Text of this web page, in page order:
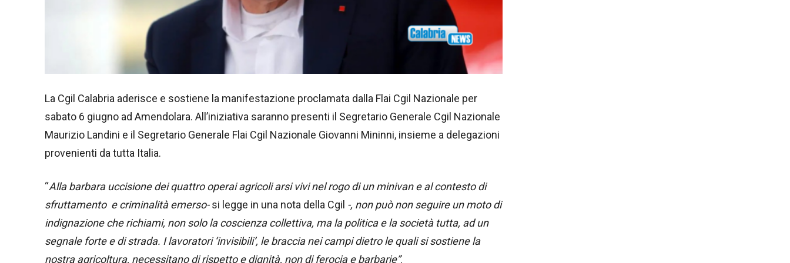
La Cgil Calabria aderisce e sostiene la manifestazione proclamata dalla Flai Cgil Nazionale per
sabato 6 giugno ad Amendolara. All’iniziativa saranno presenti il Segretario Generale Cgil Nazionale
Maurizio Landini e il Segretario Generale Flai Cgil Nazionale Giovanni Mininni, insieme a delegazioni
provenienti da tutta Italia.
“Alla barbara uccisione dei quattro operai agricoli arsi vivi nel rogo di un minivan e al contesto di
sfruttamento e criminalità emerso-si legge in una nota della Cgil -, non può non seguire un moto di
indignazione che richiami, non solo la coscienza collettiva, ma la politica e la società tutta, ad un
segnale forte e di strada. I lavoratori ‘invisibili’, le braccia nei campi dietro le quali si sostiene la
nostra agricoltura, necessitano di rispetto e dignità, non di ferocia e barbarie”.